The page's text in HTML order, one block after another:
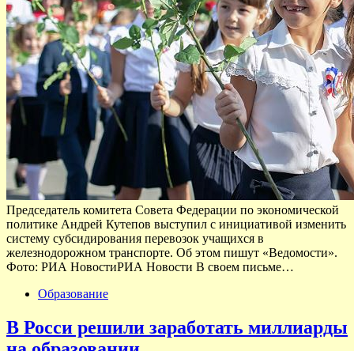
Председатель комитета Совета Федерации по экономической
политике Андрей Кутепов выступил с инициативой изменить
систему субсидирования перевозок учащихся в
железнодорожном транспорте. Об этом пишут «Ведомости».
Фото: РИА НовостиРИА Новости В своем письме…
Образование
В Росси решили заработать миллиарды